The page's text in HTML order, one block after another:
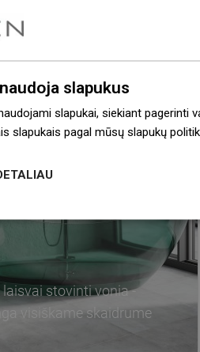
praustuvais
laisvai stovinti vonia -
visiškame skaidrume
slapukus
slapukai, siekiant
slapukais pagal mūsų slapukų